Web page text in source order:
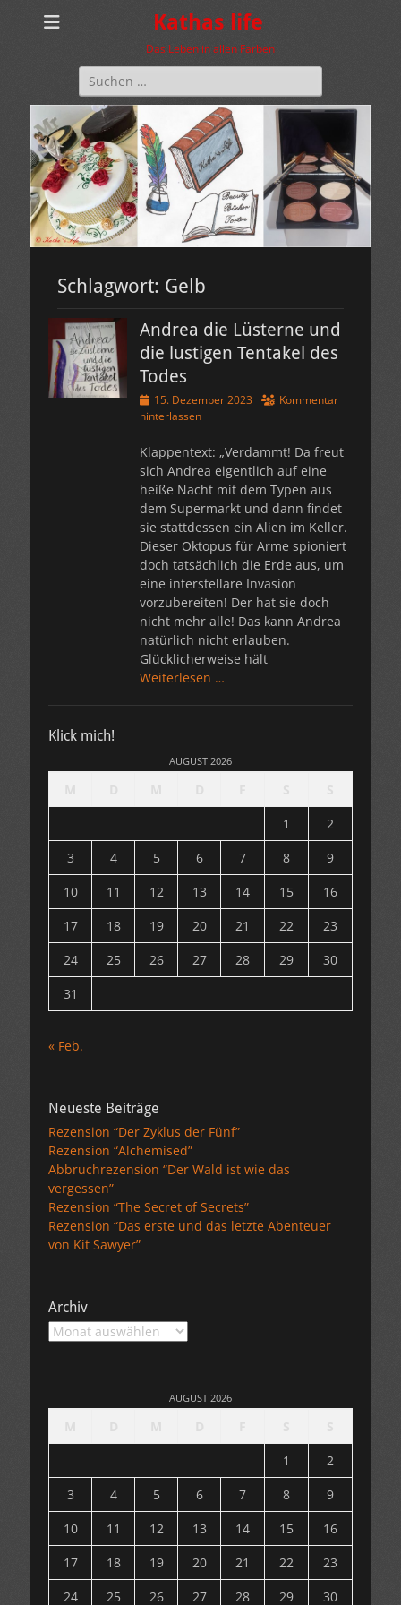
Kathas life
Das Leben in allen Farben
Suchen
nach:
Schlagwort: Gelb
Andrea die Lüsterne und
die lustigen Tentakel des
Todes
Veröffentlicht
am
15. Dezember 2023
Kommentar
hinterlassen
Klappentext: „Verdammt! Da freut
sich Andrea eigentlich auf eine
heiße Nacht mit dem Typen aus
dem Supermarkt und dann findet
sie stattdessen ein Alien im Keller.
Dieser Oktopus für Arme spioniert
doch tatsächlich die Erde aus, um
eine interstellare Invasion
vorzubereiten! Der hat sie doch
nicht mehr alle! Das kann Andrea
natürlich nicht erlauben.
Glücklicherweise hält
Weiterlesen …
Klick mich!
AUGUST 2026
1
2
3
4 5 6 7 8
9
10
11 12 13 14 15
16
17
18 19 20 21 22
23
24
25 26 27 28 29
30
31
« Feb.
Neueste Beiträge
Rezension “Der Zyklus der Fünf”
Rezension “Alchemised”
Abbruchrezension “Der Wald ist wie das
vergessen”
Rezension “The Secret of Secrets”
Rezension “Das erste und das letzte Abenteuer
von Kit Sawyer”
Archiv
Archiv
AUGUST 2026
1
2
3
4 5 6 7 8
9
10
11 12 13 14 15
16
17
18 19 20 21 22
23
24
25 26 27 28 29 30